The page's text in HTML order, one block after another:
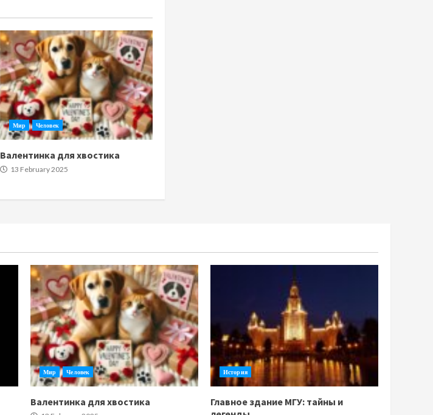
Мир Человек
Валентинка для хвостика
13 February 2025
Мир Человек
Валентинка для хвостика
История
Главное здание МГУ: тайны и